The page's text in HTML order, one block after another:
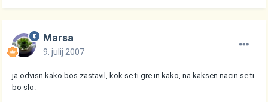
Marsa
9. julij 2007
ja odvisn kako bos zastavil, kok se ti gre in kako, na kaksen nacin se ti
bo slo.